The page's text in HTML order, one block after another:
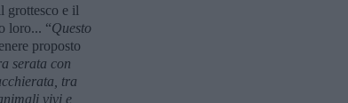
grottesco e il
loro... “Questo
proposto
serata con
tra
vivi e